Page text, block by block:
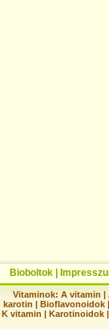
Bioboltok
Vitaminok: A vitamin |
karotin | Bioflavonoidok |
K vitamin | Karotinoidok |